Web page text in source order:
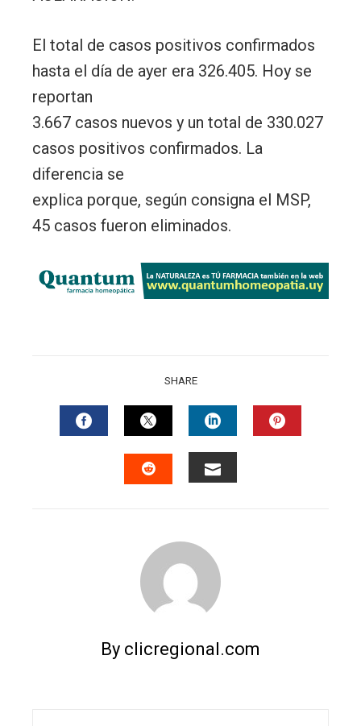
El total de casos positivos confirmados
hasta el día de ayer era 326.405. Hoy se
reportan
3.667 casos nuevos y un total de 330.027
casos positivos confirmados. La
diferencia se
explica porque, según consigna el MSP,
45 casos fueron eliminados.
SHARE
FACEBOOKTWITTERLINKEDIN
By clicregional.com